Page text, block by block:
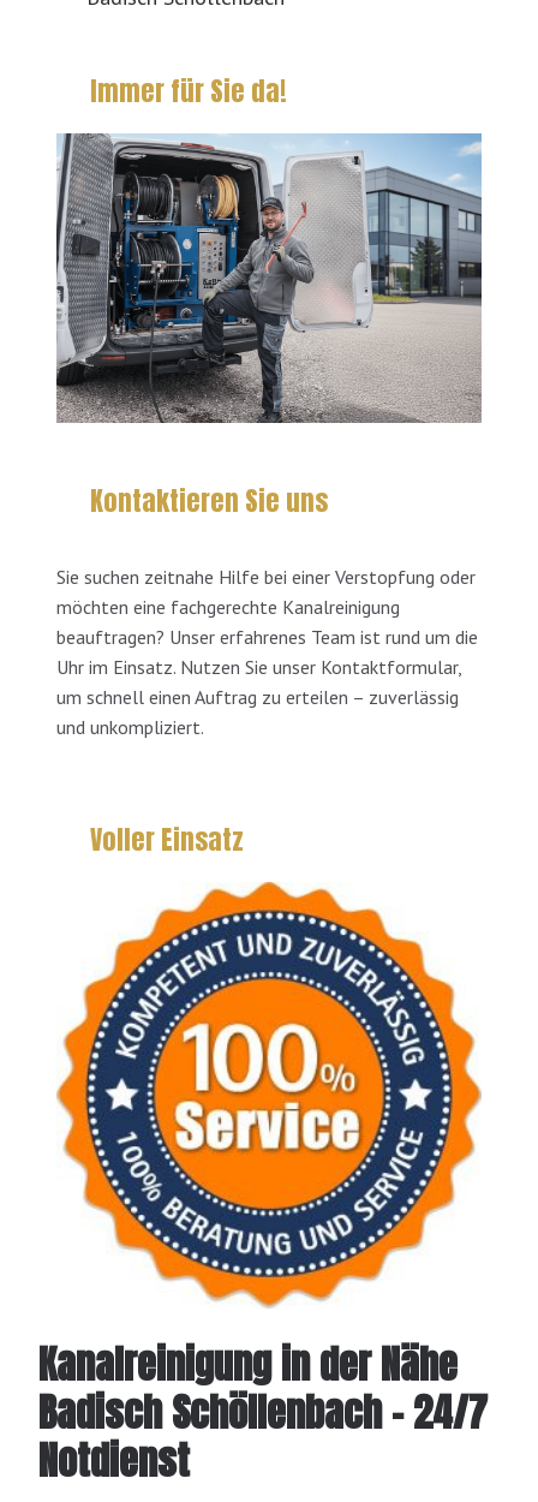
Kanalreinigung in der Nähe
Badisch Schöllenbach – 24/7
Notdienst
Immer für Sie da!
Kontaktieren Sie uns
Sie suchen zeitnahe Hilfe bei einer Verstopfung oder
möchten eine fachgerechte Kanalreinigung
beauftragen? Unser erfahrenes Team ist rund um die
Uhr im Einsatz. Nutzen Sie unser Kontaktformular,
um schnell einen Auftrag zu erteilen – zuverlässig
und unkompliziert.
Voller Einsatz